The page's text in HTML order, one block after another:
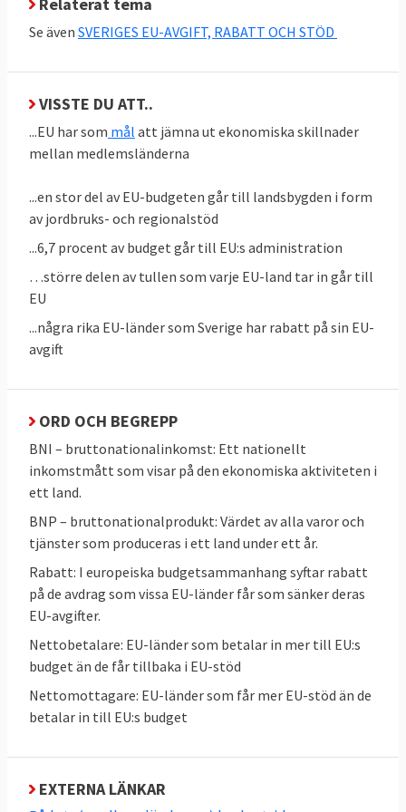
Senare under 2020 nådde rådet och
Europaparlamentet
som stats- och regeringscheferna antog i
juli 2020. Under våren 2021 godkände EU-
ländernas parlament budget och
Februari 2024 blev länderna
tilläggsbudgetpå nästan 65 miljarder euro
där 50 miljarder euro gick som lån och
Ukraina.
EU:s flerårsbudget 2021-2027
EU-budgeten för 2021-2027 uppgår till
sammanlagt 1 074,3 miljarder euro.
Pengarna fördelas på följande
budgetposter:
Tabell 1. Utgiftsområden
EU-budget 2021-2027
Summa
(miljarder
euro)
Sammanhållning, resiliens
och värden
377,8
Jordbrukspolitik och miljö
Inre marknaden,
digitalisering
Grannländer och
Se även SVERIGES EU-AVGIFT, RABATT OCH STÖD
VISSTE DU ATT..
...EU har som mål att jämna ut ekonomiska skillnader
mellan medlemsländerna
...en stor del av EU-budgeten går till landsbygden i form
av jordbruks- och regionalstöd
...6,7 procent av budget går till EU:s administration
…större delen av tullen som varje EU-land tar in går till
EU
...några rika EU-länder som Sverige har rabatt på sin EU-
avgift
ORD OCH BEGREPP
BNI – bruttonationalinkomst: Ett nationellt
inkomstmått som visar på den ekonomiska aktiviteten i
ett land.
BNP – bruttonationalprodukt: Värdet av alla varor och
tjänster som produceras i ett land under ett år.
Rabatt: I europeiska budgetsammanhang syftar rabatt
på de avdrag som vissa EU-länder får som sänker deras
EU-avgifter.
Nettobetalare: EU-länder som betalar in mer till EU:s
budget än de får tillbaka i EU-stöd
Nettomottagare: EU-länder som får mer EU-stöd än de
betalar in till EU:s budget
EXTERNA LÄNKAR